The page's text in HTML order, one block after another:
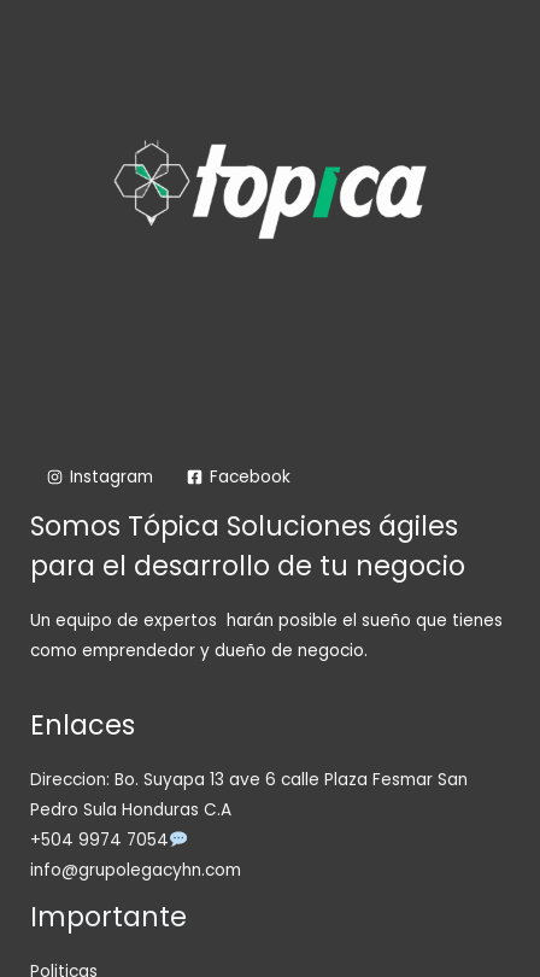
Instagram Facebook
Somos Tópica Soluciones ágiles
para el desarrollo de tu negocio
Un equipo de expertos harán posible el sueño que tienes
como emprendedor y dueño de negocio.
Enlaces
Direccion: Bo. Suyapa 13 ave 6 calle Plaza Fesmar San
Pedro Sula Honduras C.A
+504 9974 7054
info@grupolegacyhn.com
Importante
Politicas